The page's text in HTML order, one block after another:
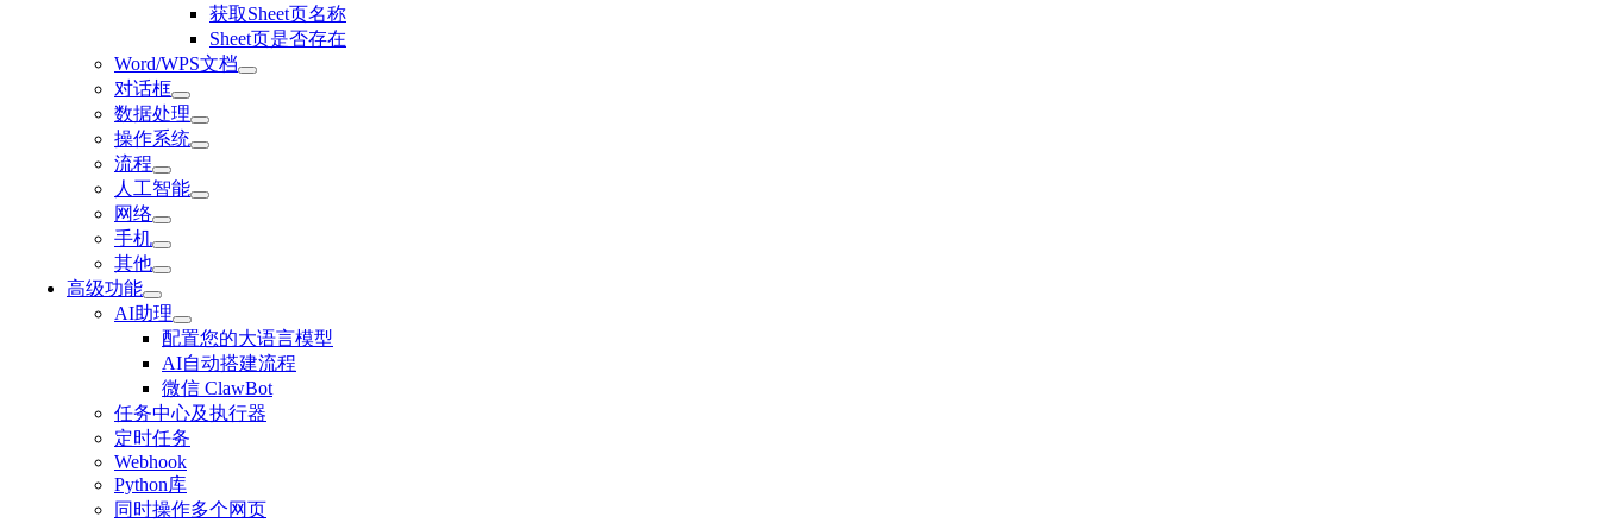
获取Sheet页名称
Sheet页是否存在
Word/WPS文档
对话框
数据处理
操作系统
流程
人工智能
网络
手机
其他
高级功能
AI助理
配置您的大语言模型
AI自动搭建流程
微信 ClawBot
任务中心及执行器
定时任务
Webhook
Python库
同时操作多个网页